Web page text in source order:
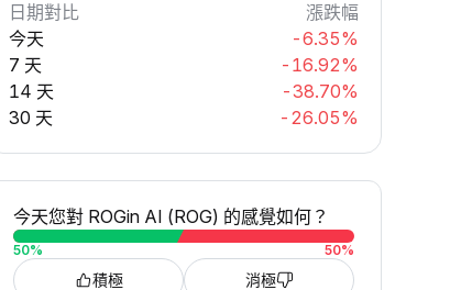
日期對比
漲跌幅
今天
-6.35%
7 天
-16.92%
14 天
-38.70%
30 天
-26.05%
今天您對 ROGin AI (ROG) 的感覺如何？
50% 50%
積極 消極